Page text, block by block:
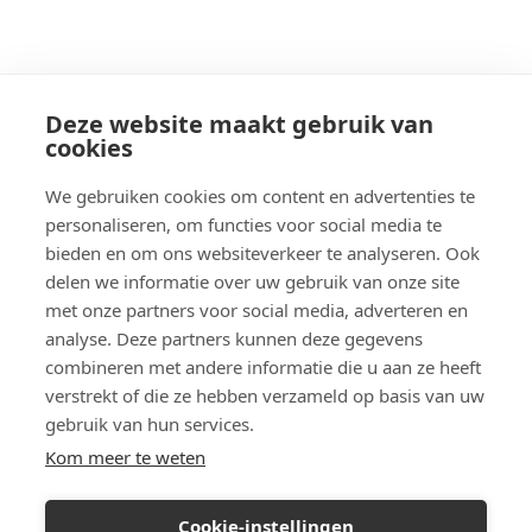
Deze website maakt gebruik van
cookies
We gebruiken cookies om content en advertenties te
personaliseren, om functies voor social media te
bieden en om ons websiteverkeer te analyseren. Ook
delen we informatie over uw gebruik van onze site
met onze partners voor social media, adverteren en
analyse. Deze partners kunnen deze gegevens
combineren met andere informatie die u aan ze heeft
verstrekt of die ze hebben verzameld op basis van uw
gebruik van hun services.
Kom meer te weten
Cookie-instellingen